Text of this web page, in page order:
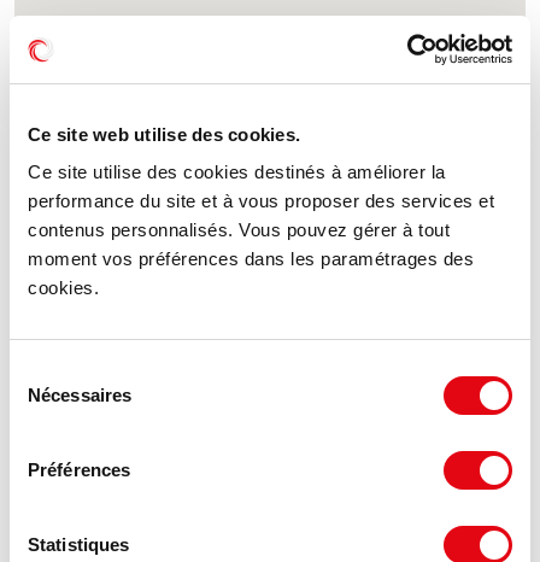
Ce site web utilise des cookies.
Ce site utilise des cookies destinés à améliorer la
performance du site et à vous proposer des services et
contenus personnalisés. Vous pouvez gérer à tout
moment vos préférences dans les paramétrages des
cookies.
Nécessaires
Préférences
Statistiques